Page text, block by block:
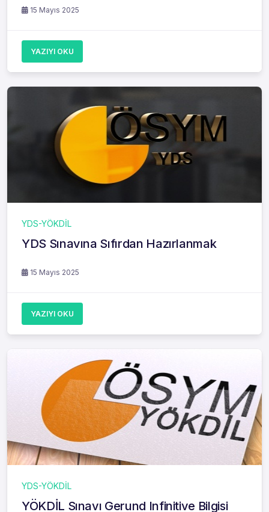
15 Mayıs 2025
YAZIYI OKU
YDS-YÖKDİL
YDS Sınavına Sıfırdan Hazırlanmak
15 Mayıs 2025
YAZIYI OKU
YDS-YÖKDİL
YÖKDİL Sınavı Gerund Infinitive Bilgisi